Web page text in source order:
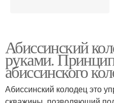
Абиссинский
руками.
абиссинского
Абиссинский колодец это